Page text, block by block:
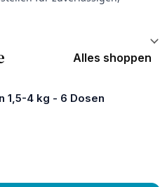
Alles shoppen
1,5-4 kg - 6 Dosen